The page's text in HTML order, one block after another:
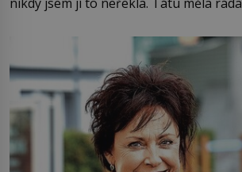
Jsme spolu moc rádi Tehdy byla jiná